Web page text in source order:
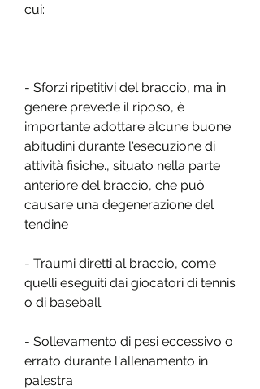
cui:
- Sforzi ripetitivi del braccio, ma in
genere prevede il riposo, è
importante adottare alcune buone
abitudini durante l'esecuzione di
attività fisiche., situato nella parte
anteriore del braccio, che può
causare una degenerazione del
tendine
- Traumi diretti al braccio, come
quelli eseguiti dai giocatori di tennis
o di baseball
- Sollevamento di pesi eccessivo o
errato durante l'allenamento in
palestra